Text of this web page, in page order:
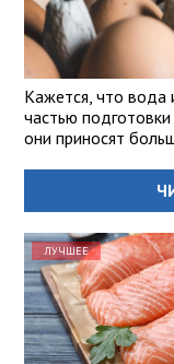
Кажется, что вода
частью
они приносят
ЛУЧШЕЕ